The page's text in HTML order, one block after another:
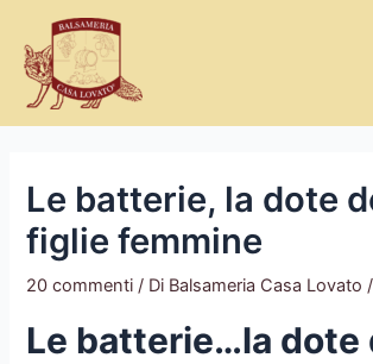
contenuto
Le batterie, la dote
figlie femmine
20 commenti / Di Balsameria Casa Lovato /
Le batterie…la dote